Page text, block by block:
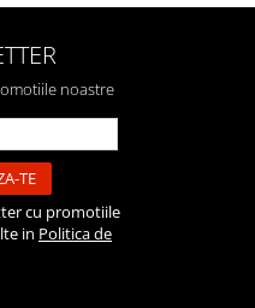
noastre
cu promotiile
in Politica de